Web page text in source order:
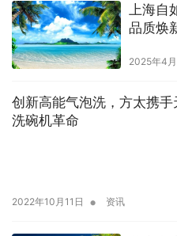
上海自
品质焕
2025年4
创新高能气泡洗，方太携
洗碗机革命
2022年10月11日 • 资讯